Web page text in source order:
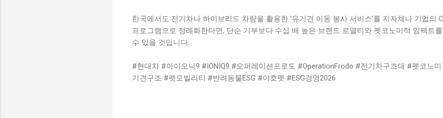
한국에서도 전기차나 하이브리드 차량을 활용한 '유기견 이동 봉사 서비스'를 지자체나 기업의
프로그램으로 정례화한다면, 단순 기부보다 수십 배 높은 브랜드 로열티와 펫코노미적 임팩트
수 있을 것입니다.
#현대차 #아이오닉9 #IONIQ9 #오퍼레이션프로도 #OperationFrodo #전기차구조대 #펫코노
기견구조 #펫모빌리티 #반려동물ESG #야호펫 #ESG경영2026